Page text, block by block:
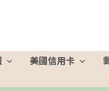
美國信用卡